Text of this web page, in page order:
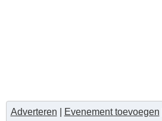
Adverteren Evenement toevoegen